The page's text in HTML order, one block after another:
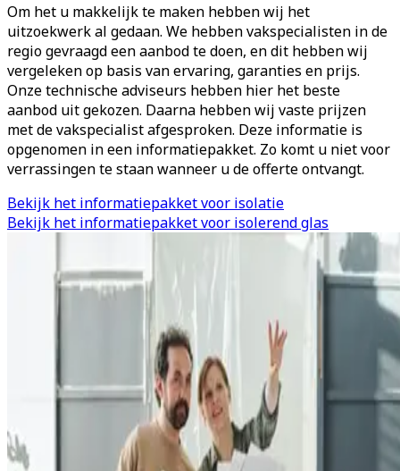
Om het u makkelijk te maken hebben wij het
uitzoekwerk al gedaan. We hebben vakspecialisten in de
regio gevraagd een aanbod te doen, en dit hebben wij
vergeleken op basis van ervaring, garanties en prijs.
Onze technische adviseurs hebben hier het beste
aanbod uit gekozen. Daarna hebben wij vaste prijzen
met de vakspecialist afgesproken. Deze informatie is
opgenomen in een informatiepakket. Zo komt u niet voor
verrassingen te staan wanneer u de offerte ontvangt.
Bekijk het informatiepakket voor isolatie
Bekijk het informatiepakket voor isolerend glas